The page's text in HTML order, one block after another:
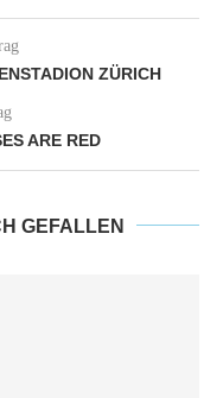
ZÜRICH
ARE RED
GEFALLEN